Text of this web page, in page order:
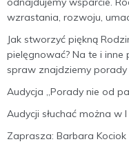
wzrastania, rozwoju,
Jak stworzyć piękną
pielęgnować? Na te i inne
spraw znajdziemy porady
Audycja ,,Porady nie od
Audycji słuchać można w
Zaprasza: Barbara